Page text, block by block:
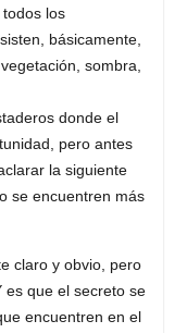
los
básicamente,
sombra,
donde el
pero antes
la siguiente
se encuentren más
claro y obvio, pero
es que el secreto se
encuentren en el